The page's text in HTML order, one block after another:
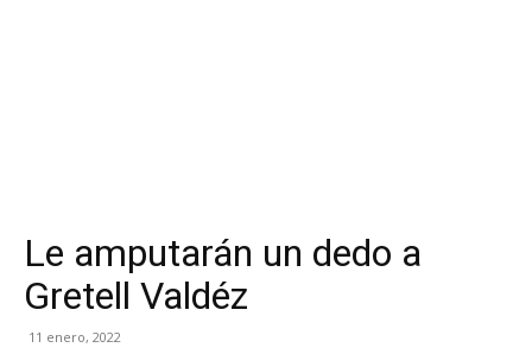
Le amputarán un dedo a
Gretell Valdéz
11 enero, 2022